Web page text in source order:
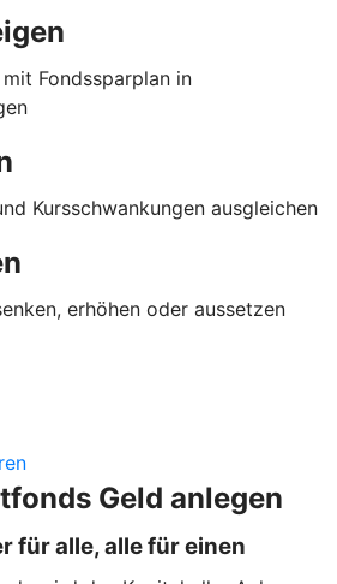
Fondssparplan in
Kursschwankungen ausgleichen
erhöhen oder aussetzen
Geld anlegen
für alle, alle für einen